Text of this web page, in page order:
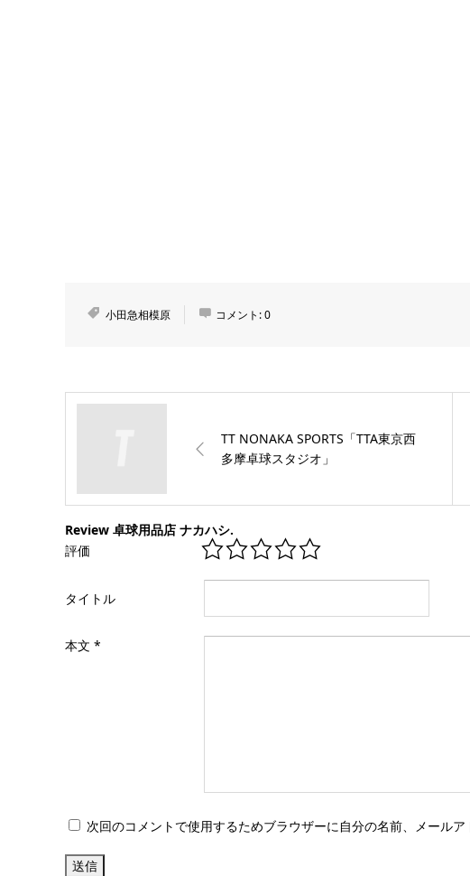
小田急相模原 コメント:0
TT NONAKA SPORTS「TTA東京西
多摩卓球スタジオ」
Review 卓球用品店 ナカハシ.
評価
タイトル
本文 *
次回のコメントで使用するためブラウザーに自分の名前、メールア